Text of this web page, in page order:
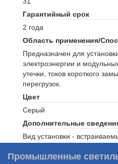
Гарантийный срок
2 года
Область применения/
Предназначен для
электроэнергии и
утечки, токов короткого
перегрузок.
Цвет
Серый
Дополнительные
Вид установки -
Промышленные